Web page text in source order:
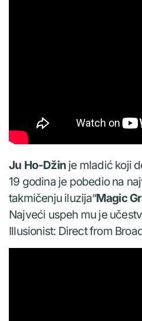
Ju Ho-Džin je mladić koji
19 godina je pobedio na
takmičenju iluzija“Magic
Najveći uspeh mu je
Illusionist: Direct from